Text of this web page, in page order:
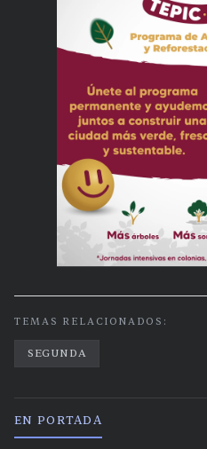
TEMAS RELACIONADOS:
SEGUNDA
EN PORTADA